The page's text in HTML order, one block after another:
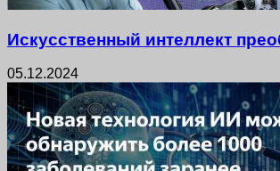
Искусственный интеллект
05.12.2024